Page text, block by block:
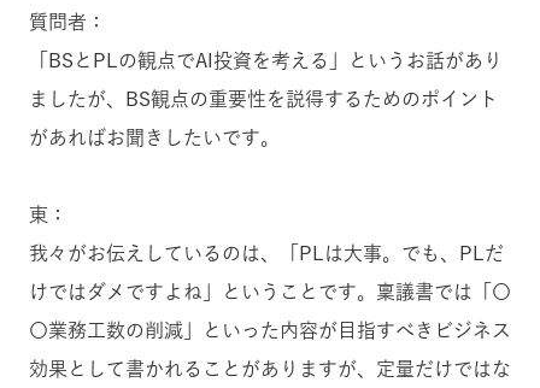
質問者：
「BSとPLの観点でAI投資を考える」というお話があり
ましたが、BS観点の重要性を説得するためのポイント
があればお聞きしたいです。
東：
我々がお伝えしているのは、「PLは大事。でも、PLだ
けではダメですよね」ということです。稟議書では「〇
〇業務工数の削減」といった内容が目指すべきビジネス
効果として書かれることがありますが、定量だけではな